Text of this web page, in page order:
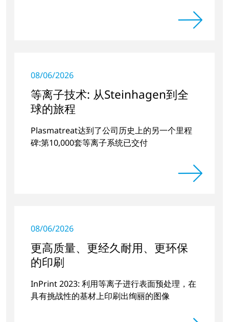
08/06/2026
等离子技术: 从Steinhagen到全
球的旅程
Plasmatreat达到了公司历史上的另一个里程
碑:第10,000套等离子系统已交付
08/06/2026
更高质量、更经久耐用、更环保
的印刷
InPrint 2023: 利用等离子进行表面预处理，在
具有挑战性的基材上印刷出绚丽的图像